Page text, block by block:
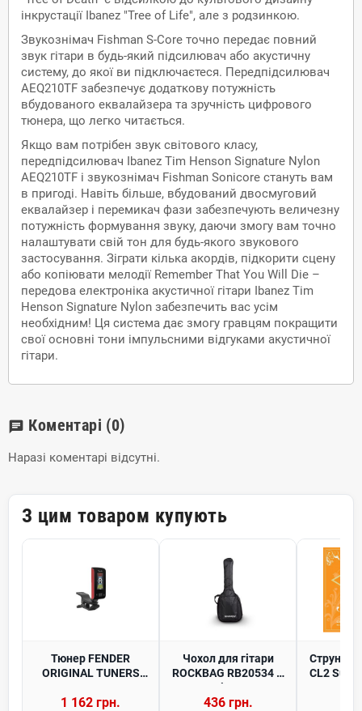
інкрустації Ibanez "Tree of Life", але з родзинкою.
Звукознімач Fishman S-Core точно передає повний
звук гітари в будь-який підсилювач або акустичну
систему, до якої ви підключаєтеся. Передпідсилювач
AEQ210TF забезпечує додаткову потужність
вбудованого еквалайзера та зручність цифрового
тюнера, що легко читається.
Якщо вам потрібен звук світового класу,
передпідсилювач Ibanez Tim Henson Signature Nylon
AEQ210TF і звукознімач Fishman Sonicore стануть вам
в пригоді. Навіть більше, вбудований двосмуговий
еквалайзер і перемикач фази забезпечують величезну
потужність формування звуку, даючи змогу вам точно
налаштувати свій тон для будь-якого звукового
застосування. Зіграти кілька акордів, підкорити сцену
або копіювати мелодії Remember That You Will Die –
передова електроніка акустичної гітари Ibanez Tim
Henson Signature Nylon забезпечить вас усім
необхідним! Ця система дає змогу гравцям покращити
свої основні тони імпульсними відгуками акустичної
гітари.
chat Коментарі (0)
Наразі коментарі відсутні.
З цим товаром купують
Тюнер FENDER
ORIGINAL TUNERS
1 162 грн.
Чохол для гітари
ROCKBAG RB20534 B
Eco Line - 3/4
Classical Guitar Gig
436 грн.
Струны
CL2